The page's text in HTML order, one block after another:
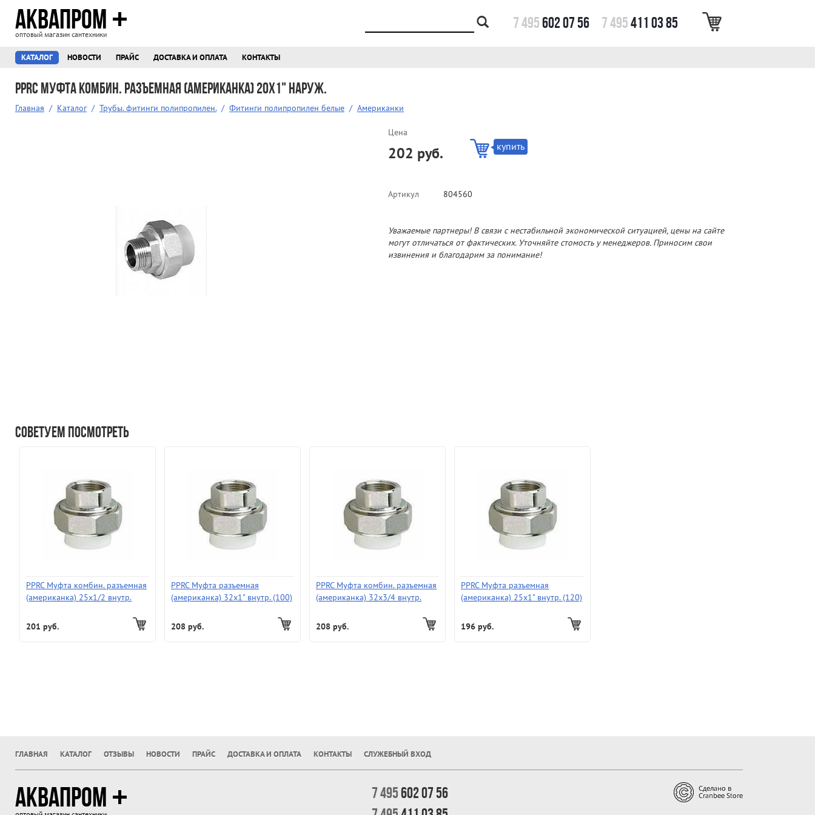
7 495602 07 56 7 495411 03 85
АКВАПРОМ
оптовый магазин сантехники
КАТАЛОГ НОВОСТИ ПРАЙС ДОСТАВКА И ОПЛАТА КОНТАКТЫ
PPRC Муфта комбин. разъемная (американка) 20х1" наруж.
Главная / Каталог / Трубы. фитинги полипропилен. / Фитинги полипропилен белые / Американки
Цена
202 руб. купить
Артикул 804560
Уважаемые партнеры! В связи с нестабильной экономической ситуацией, цены на сайте
могут отличаться от фактических. Уточняйте стомость у менеджеров. Приносим свои
извинения и благодарим за понимание!
Советуем посмотреть
PPRC Муфта комбин. разъемная
(американка) 25х1/2 внутр.
201 руб.
PPRC Муфта разъемная
(американка) 32х1" внутр. (100)
208 руб.
PPRC Муфта комбин. разъемная
(американка) 32х3/4 внутр.
208 руб.
PPRC Муфта разъемная
(американка) 25х1" внутр. (120)
196 руб.
ГЛАВНАЯ КАТАЛОГ ОТЗЫВЫ НОВОСТИ ПРАЙС ДОСТАВКА И ОПЛАТА КОНТАКТЫ СЛУЖЕБНЫЙ ВХОД
АКВАПРОМ 7 495602 07 56